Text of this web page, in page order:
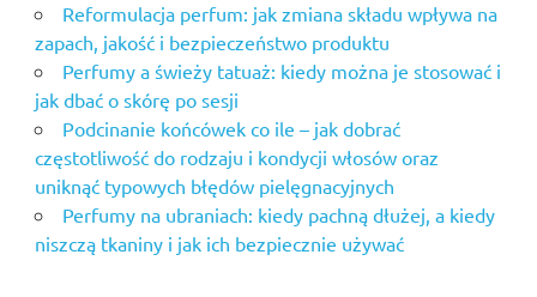
Reformulacja perfum: jak zmiana składu wpływa na
zapach, jakość i bezpieczeństwo produktu
Perfumy a świeży tatuaż: kiedy można je stosować i
jak dbać o skórę po sesji
Podcinanie końcówek co ile – jak dobrać
częstotliwość do rodzaju i kondycji włosów oraz
uniknąć typowych błędów pielęgnacyjnych
Perfumy na ubraniach: kiedy pachną dłużej, a kiedy
niszczą tkaniny i jak ich bezpiecznie używać